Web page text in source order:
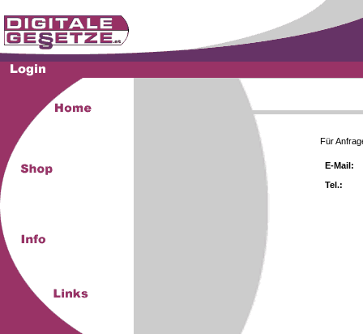
Für
E-Mail:
Tel.: